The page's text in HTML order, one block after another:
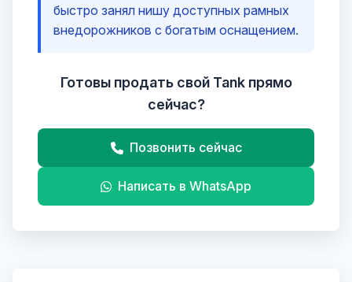
быстро занял нишу доступных рамных
внедорожников с богатым оснащением.
Готовы продать свой Tank прямо
сейчас?
Позвонить сейчас
Написать в WhatsApp